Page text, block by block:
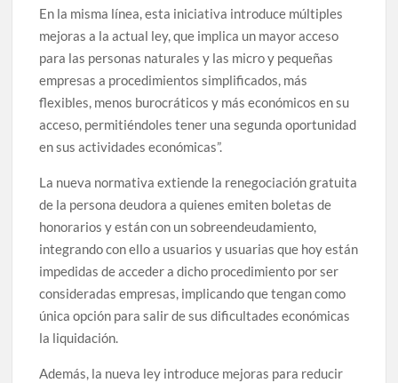
En la misma línea, esta iniciativa introduce múltiples
mejoras a la actual ley, que implica un mayor acceso
para las personas naturales y las micro y pequeñas
empresas a procedimientos simplificados, más
flexibles, menos burocráticos y más económicos en su
acceso, permitiéndoles tener una segunda oportunidad
en sus actividades económicas”.
La nueva normativa extiende la renegociación gratuita
de la persona deudora a quienes emiten boletas de
honorarios y están con un sobreendeudamiento,
integrando con ello a usuarios y usuarias que hoy están
impedidas de acceder a dicho procedimiento por ser
consideradas empresas, implicando que tengan como
única opción para salir de sus dificultades económicas
la liquidación.
Además, la nueva ley introduce mejoras para reducir